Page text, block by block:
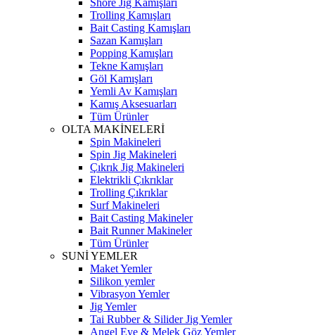
Shore Jig Kamışları
Trolling Kamışları
Bait Casting Kamışları
Sazan Kamışları
Popping Kamışları
Tekne Kamışları
Göl Kamışları
Yemli Av Kamışları
Kamış Aksesuarları
Tüm Ürünler
OLTA MAKİNELERİ
Spin Makineleri
Spin Jig Makineleri
Çıkrık Jig Makineleri
Elektrikli Çıkrıklar
Trolling Çıkrıklar
Surf Makineleri
Bait Casting Makineler
Bait Runner Makineler
Tüm Ürünler
SUNİ YEMLER
Maket Yemler
Silikon yemler
Vibrasyon Yemler
Jig Yemler
Tai Rubber & Silider Jig Yemler
Angel Eye & Melek Göz Yemler